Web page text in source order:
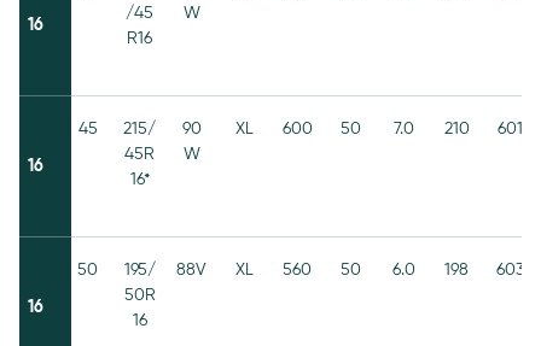
16
/45
R16
W
16
45
215/
45R
16*
90
W
XL 600 50 7.0 210 601
16
50
195/
50R
16
88V XL 560 50 6.0 198 603